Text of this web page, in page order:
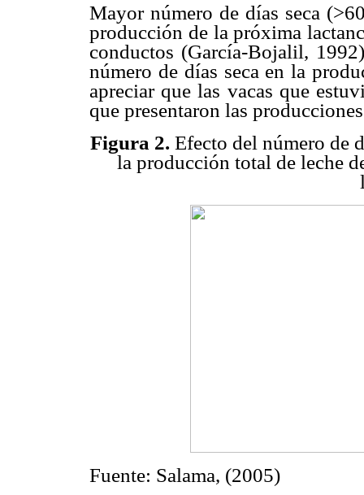
Mayor número de días seca
producción de la próxima
conductos (García-Bojalil,
número de días seca en la
apreciar que las vacas que
que presentaron las
Figura 2. Efecto del número de
la producción total de leche
Fuente: Salama, (2005)